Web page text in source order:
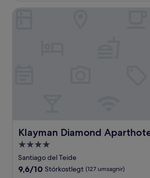
Klayman Diamond
Klayman Diamond Aparthotel
4.0
stjörnu
gististaður
Santiago del Teide
9.6
9,6/10 Stórkostlegt (127 umsagnir)